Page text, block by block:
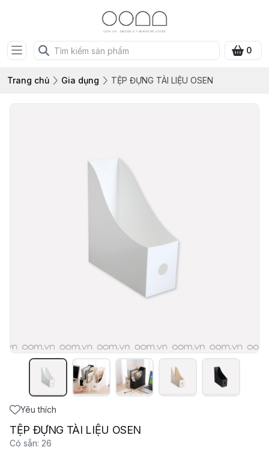
0
Trang chủ Gia dụng TỆP ĐỰNG TÀI LIỆU OSEN
Yêu thích
TỆP ĐỰNG TÀI LIỆU OSEN
Có sẵn: 26